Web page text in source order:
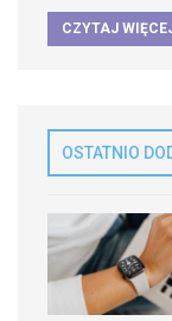
CZYTAJ
OSTATNIO